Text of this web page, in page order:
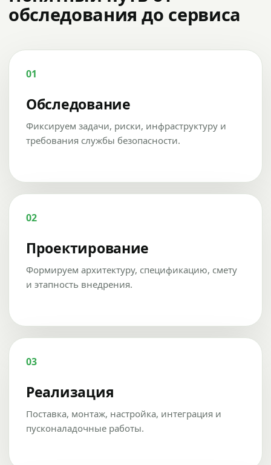
обследования до сервиса
01
Обследование
Фиксируем задачи, риски, инфраструктуру и
требования службы безопасности.
02
Проектирование
Формируем архитектуру, спецификацию, смету
и этапность внедрения.
03
Реализация
Поставка, монтаж, настройка, интеграция и
пусконаладочные работы.